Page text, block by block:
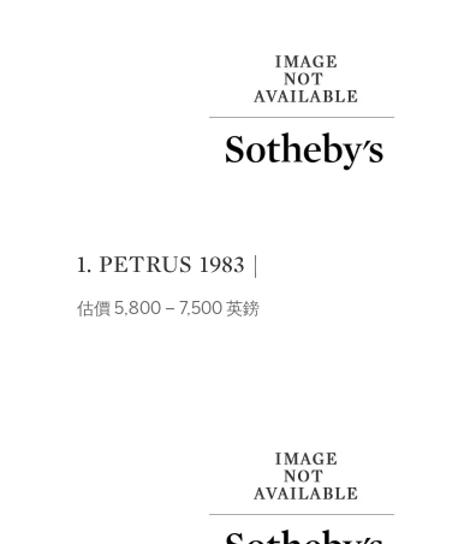
1. PETRUS 1983 |
估價 5,800 – 7,500 英鎊